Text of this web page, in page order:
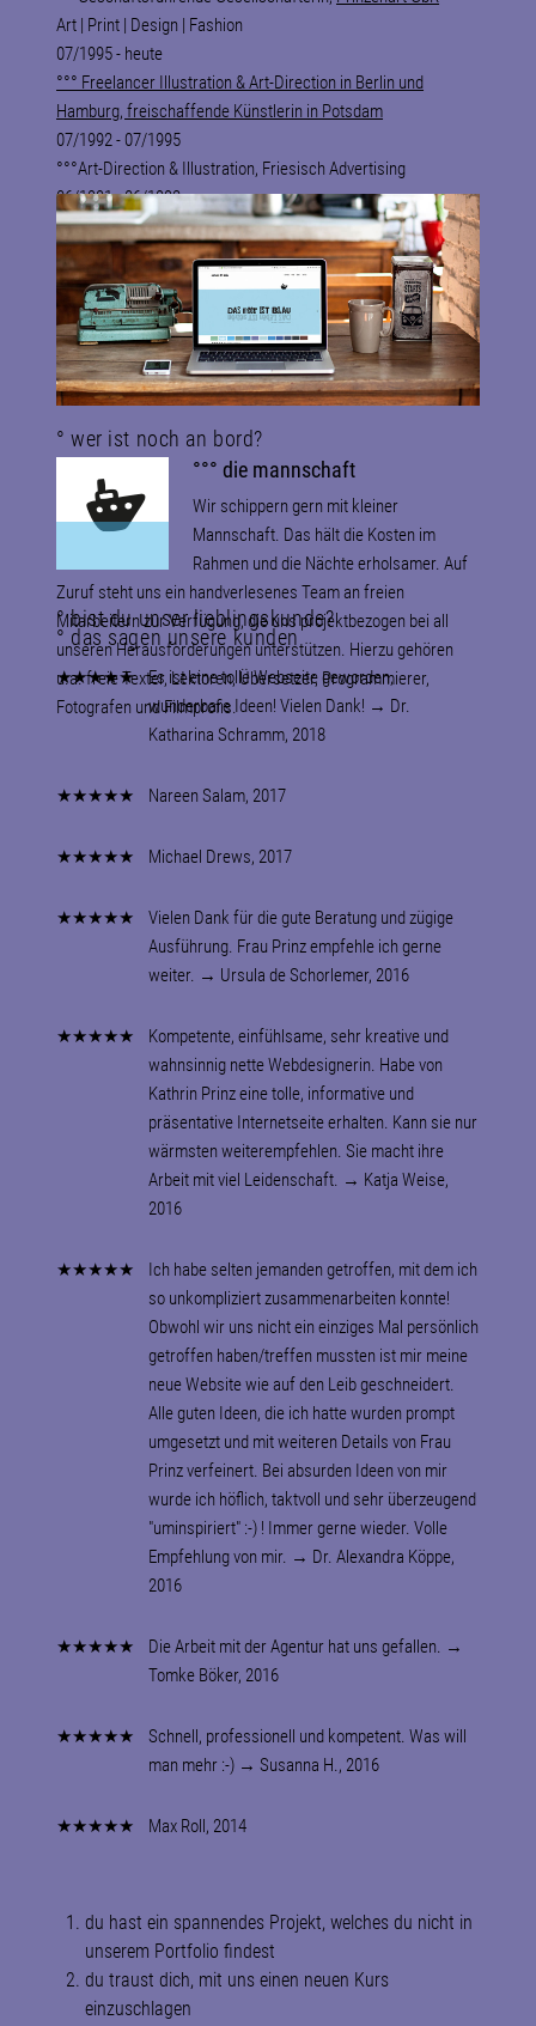
Art | Print | Design | Fashion
07/1995 - heute
°°° Freelancer Illustration & Art-Direction in Berlin und
Hamburg, freischaffende Künstlerin in Potsdam
07/1992 - 07/1995
°°°Art-Direction & Illustration, Friesisch Advertising
06/1991 - 06/1992
°°°Junior Art-Direction, Scholz & Friends Hamburg
° wer ist noch an bord?
°°° die mannschaft
Wir schippern gern mit kleiner
Mannschaft. Das hält die Kosten im
Rahmen und die Nächte erholsamer. Auf
Zuruf steht uns ein handverlesenes Team an freien
Mitarbeitern zur Verfügung, die uns pro­jektbe­zo­gen bei all
unseren Heraus­for­de­run­gen unter­stüt­zen. Hierzu gehören
u.a. freie Texter, Lektoren, Übersetzer, Programmierer,
Fotografen und Filmprofis.
° das sagen unsere kunden
★★★★★
Es ist eine tolle Webseite geworden,
wunderbare Ideen! Vielen Dank! → Dr.
Katharina Schramm, 2018
★★★★★ Nareen Salam, 2017
★★★★★ Michael Drews, 2017
★★★★★
Vielen Dank für die gute Beratung und zügige
Ausführung. Frau Prinz empfehle ich gerne
weiter. → Ursula de Schorlemer, 2016
★★★★★
Kompetente, einfühlsame, sehr kreative und
wahnsinnig nette Webdesignerin. Habe von
Kathrin Prinz eine tolle, informative und
präsentative Internetseite erhalten. Kann sie nur
wärmsten weiterempfehlen. Sie macht ihre
Arbeit mit viel Leidenschaft. → Katja Weise,
2016
★★★★★
Ich habe selten jemanden getroffen, mit dem ich
so unkompliziert zusammenarbeiten konnte!
Obwohl wir uns nicht ein einziges Mal persönlich
getroffen haben/treffen mussten ist mir meine
neue Website wie auf den Leib geschneidert.
Alle guten Ideen, die ich hatte wurden prompt
umgesetzt und mit weiteren Details von Frau
Prinz verfeinert. Bei absurden Ideen von mir
wurde ich höflich, taktvoll und sehr überzeugend
"uminspiriert" :-) ! Immer gerne wieder. Volle
Empfehlung von mir. → Dr. Alexandra Köppe,
2016
★★★★★
Die Arbeit mit der Agentur hat uns gefallen. →
Tomke Böker, 2016
★★★★★
Schnell, professionell und kompetent. Was will
man mehr :-) → Susanna H., 2016
★★★★★ Max Roll, 2014
° bist du unser lieblingskunde?
du hast ein spannendes Projekt, welches du nicht in
unserem Portfolio findest
du traust dich, mit uns einen neuen Kurs
einzuschlagen